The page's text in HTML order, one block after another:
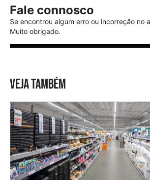
Fale connosco
Se encontrou algum erro ou incorreção no
Muito obrigado.
VEJA TAMBÉM